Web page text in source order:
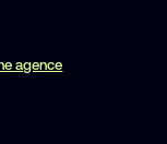
agence